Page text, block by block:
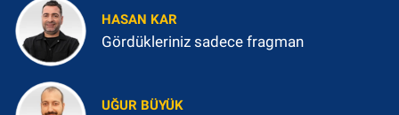
HASAN KAR
Gördükleriniz sadece fragman
UĞUR BÜYÜK